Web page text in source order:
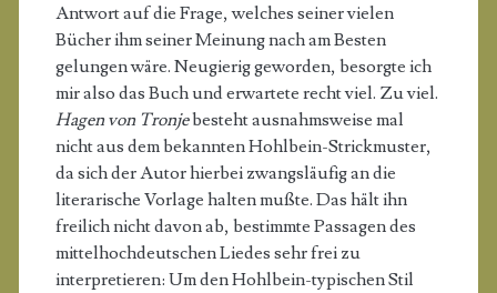
Antwort auf die Frage, welches seiner vielen
Bücher ihm seiner Meinung nach am Besten
gelungen wäre. Neugierig geworden, besorgte ich
mir also das Buch und erwartete recht viel. Zu viel.
Hagen von Tronjebesteht ausnahmsweise mal
nicht aus dem bekannten Hohlbein-Strickmuster,
da sich der Autor hierbei zwangsläufig an die
literarische Vorlage halten mußte. Das hält ihn
freilich nicht davon ab, bestimmte Passagen des
mittelhochdeutschen Liedes sehr frei zu
interpretieren: Um den Hohlbein-typischen Stil